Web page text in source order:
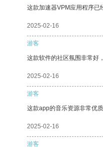
这款加速器VPM应用程序已
2025-02-16
游客
这款软件的社区氛围非常好
2025-02-16
游客
这款app的音乐资源非常优
2025-02-16
游客